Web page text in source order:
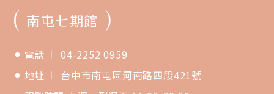
( 南屯七期館 )
電話
04-2252 0959
地址
台中市南屯區河南路四段421號